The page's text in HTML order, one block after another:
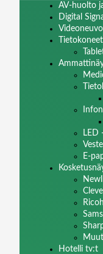
AV-huolto
Digital
Tietokoneet
LED
Vestel
E-
Hotelli tv:t